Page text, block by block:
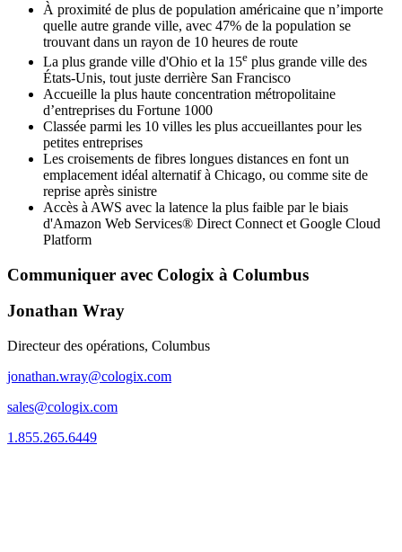
À proximité de plus de population américaine que n’importe
quelle autre grande ville, avec 47% de la population se
trouvant dans un rayon de 10 heures de route
La plus grande ville d'Ohio et la 15e plus grande ville des
États-Unis, tout juste derrière San Francisco
Accueille la plus haute concentration métropolitaine
d’entreprises du Fortune 1000
Classée parmi les 10 villes les plus accueillantes pour les
petites entreprises
Les croisements de fibres longues distances en font un
emplacement idéal alternatif à Chicago, ou comme site de
reprise après sinistre
Accès à AWS avec la latence la plus faible par le biais
d'Amazon Web Services® Direct Connect et Google Cloud
Platform
Communiquer avec Cologix à Columbus
Jonathan Wray
Directeur des opérations, Columbus
jonathan.wray@cologix.com
sales@cologix.com
1.855.265.6449